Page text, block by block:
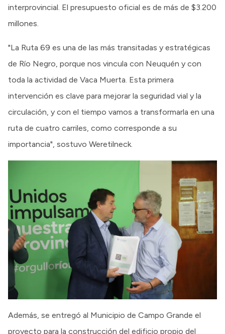
interprovincial. El presupuesto oficial es de más de $3.200
millones.
"La Ruta 69 es una de las más transitadas y estratégicas
de Río Negro, porque nos vincula con Neuquén y con
toda la actividad de Vaca Muerta. Esta primera
intervención es clave para mejorar la seguridad vial y la
circulación, y con el tiempo vamos a transformarla en una
ruta de cuatro carriles, como corresponde a su
importancia", sostuvo Weretilneck.
Además, se entregó al Municipio de Campo Grande el
proyecto para la construcción del edificio propio del